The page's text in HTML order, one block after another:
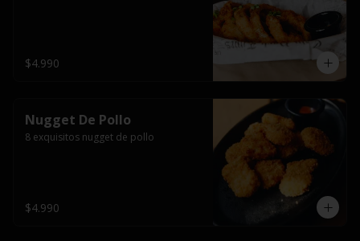
$4.990
Nugget De Pollo
8 exquisitos nugget de pollo
$4.990